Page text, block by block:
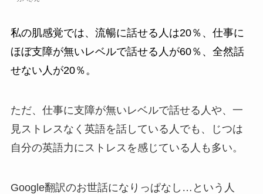
私の肌感覚では、流暢に話せる人は20％、仕事に
ほぼ支障が無いレベルで話せる人が60％、全然話
せない人が20％。
ただ、仕事に支障が無いレベルで話せる人や、一
見ストレスなく英語を話している人でも、じつは
自分の英語力にストレスを感じている人も多い。
Google翻訳のお世話になりっぱなし…という人